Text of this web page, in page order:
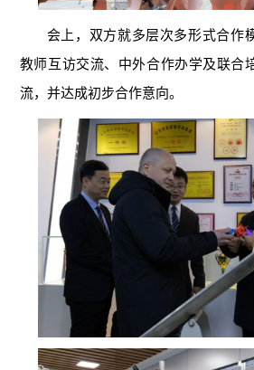
会上，双方就多层次多形式合作
教师互访交流、中外合作办学及联合
流，并达成初步合作意向。